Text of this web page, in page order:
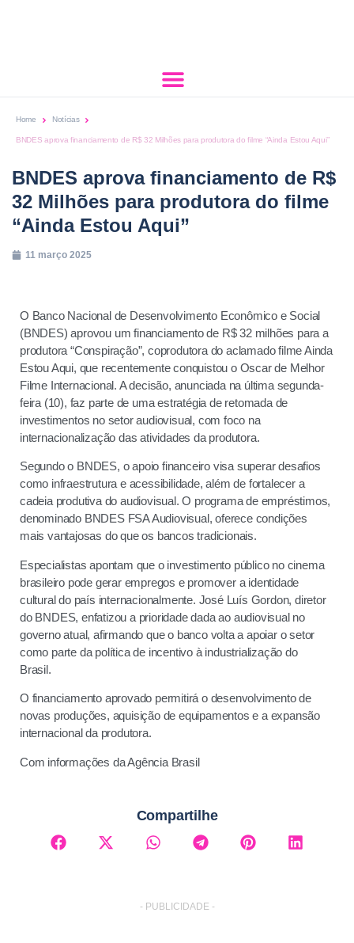
Home Notícias
BNDES aprova financiamento de R$ 32 Milhões para produtora do filme “Ainda Estou Aqui”
BNDES aprova financiamento de R$
32 Milhões para produtora do filme
“Ainda Estou Aqui”
11 março 2025
O Banco Nacional de Desenvolvimento Econômico e Social
(BNDES) aprovou um financiamento de R$ 32 milhões para a
produtora “Conspiração”, coprodutora do aclamado filme Ainda
Estou Aqui, que recentemente conquistou o Oscar de Melhor
Filme Internacional. A decisão, anunciada na última segunda-
feira (10), faz parte de uma estratégia de retomada de
investimentos no setor audiovisual, com foco na
internacionalização das atividades da produtora.
Segundo o BNDES, o apoio financeiro visa superar desafios
como infraestrutura e acessibilidade, além de fortalecer a
cadeia produtiva do audiovisual. O programa de empréstimos,
denominado BNDES FSA Audiovisual, oferece condições
mais vantajosas do que os bancos tradicionais.
Especialistas apontam que o investimento público no cinema
brasileiro pode gerar empregos e promover a identidade
cultural do país internacionalmente. José Luís Gordon, diretor
do BNDES, enfatizou a prioridade dada ao audiovisual no
governo atual, afirmando que o banco volta a apoiar o setor
como parte da política de incentivo à industrialização do
Brasil.
O financiamento aprovado permitirá o desenvolvimento de
novas produções, aquisição de equipamentos e a expansão
internacional da produtora.
Com informações da Agência Brasil
Compartilhe
- PUBLICIDADE -